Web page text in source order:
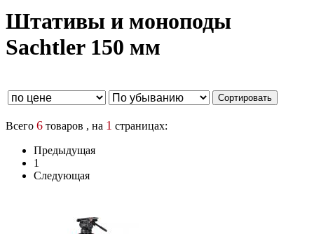
Штативы и моноподы
Sachtler 150 мм
Всего 6 товаров , на 1 страницах:
Предыдущая
1
Следующая